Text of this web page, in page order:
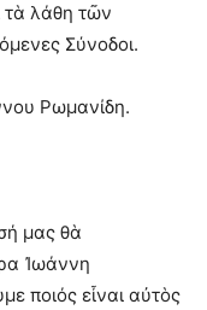
τὰ λάθη τῶν
Σύνοδοι.
Ρωμανίδη.
μας θὰ
Ἰωάννη
ποιός εἶναι αὐτὸς